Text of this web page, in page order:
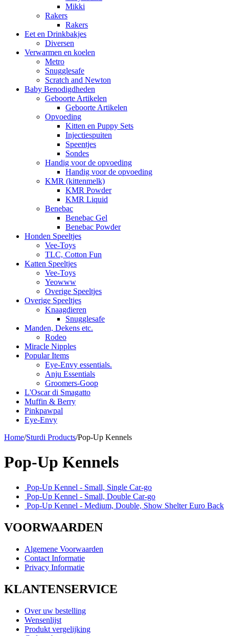
Mikki
Rakers
Rakers
Eet en Drinkbakjes
Diversen
Verwarmen en koelen
Metro
Snugglesafe
Scratch and Newton
Baby Benodigdheden
Geboorte Artikelen
Geboorte Artikelen
Opvoeding
Kitten en Puppy Sets
Injectiespuiten
Speentjes
Sondes
Handig voor de opvoeding
Handig voor de opvoeding
KMR (kittenmelk)
KMR Powder
KMR Liquid
Benebac
Benebac Gel
Benebac Powder
Honden Speeltjes
Vee-Toys
TLC, Cotton Fun
Katten Speeltjes
Vee-Toys
Yeowww
Overige Speeltjes
Overige Speeltjes
Knaagdieren
Snugglesafe
Manden, Dekens etc.
Rodeo
Miracle Nipples
Popular Items
Eye-Envy essentials.
Anju Essentials
Groomers-Goop
L'Oscar di Smagatto
Muffin & Berry
Pinkpawpal
Eye-Envy
Home/Sturdi Products/Pop-Up Kennels
Pop-Up Kennels
Pop-Up Kennel - Small, Single Car-go
Pop-Up Kennel - Small, Double Car-go
Pop-Up Kennel - Medium, Double, Show Shelter Euro Back
VOORWAARDEN
Algemene Voorwaarden
Contact Informatie
Privacy Informatie
KLANTENSERVICE
Over uw bestelling
Wensenlijst
Produkt vergelijking